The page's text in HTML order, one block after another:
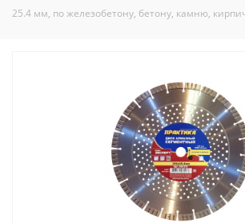
25.4 мм, по железобетону, бетону, камню,